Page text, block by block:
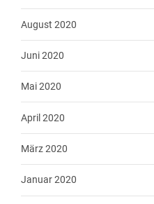
August 2020
Juni 2020
Mai 2020
April 2020
März 2020
Januar 2020